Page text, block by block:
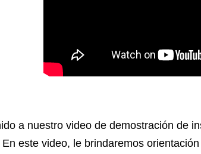
a nuestro video de demostración de
este video, le brindaremos